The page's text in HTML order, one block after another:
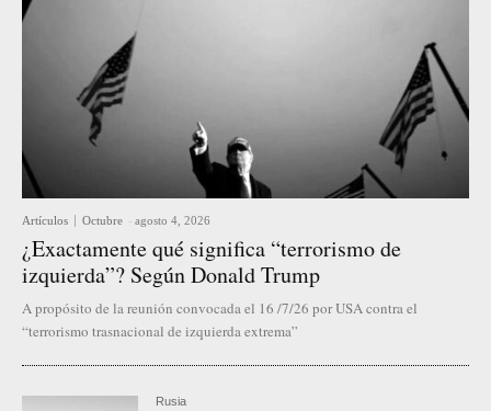
Artículos Octubre - agosto 4, 2026
¿Exactamente qué significa “terrorismo de
izquierda”? Según Donald Trump
A propósito de la reunión convocada el 16 /7/26 por USA contra el
“terrorismo trasnacional de izquierda extrema”
Rusia